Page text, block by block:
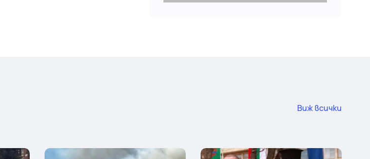
Виж всички